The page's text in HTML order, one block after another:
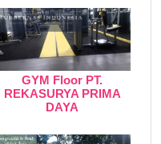
GYM Floor PT.
REKASURYA PRIMA
DAYA